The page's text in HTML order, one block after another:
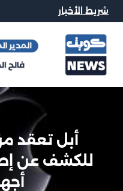
شريط الأخبار
للكشف عن